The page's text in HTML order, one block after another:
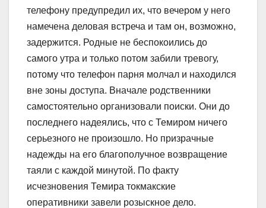
телефону предупредил их, что вечером у него
намечена деловая встреча и там он, возможно,
задержится. Родные не беспокоились до
самого утра и только потом забили тревогу,
потому что телефон парня молчал и находился
вне зоны доступа. Вначале родственники
самостоятельно организовали поиски. Они до
последнего надеялись, что с Темиром ничего
серьезного не произошло. Но призрачные
надежды на его благополучное возвращение
таяли с каждой минутой. По факту
исчезновения Темира токмакские
оперативники завели розыскное дело.